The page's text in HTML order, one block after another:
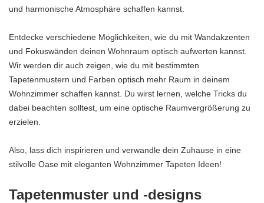
und harmonische Atmosphäre schaffen kannst.
Entdecke verschiedene Möglichkeiten, wie du mit Wandakzenten
und Fokuswänden deinen Wohnraum optisch aufwerten kannst.
Wir werden dir auch zeigen, wie du mit bestimmten
Tapetenmustern und Farben optisch mehr Raum in deinem
Wohnzimmer schaffen kannst. Du wirst lernen, welche Tricks du
dabei beachten solltest, um eine optische Raumvergrößerung zu
erzielen.
Also, lass dich inspirieren und verwandle dein Zuhause in eine
stilvolle Oase mit eleganten Wohnzimmer Tapeten Ideen!
Tapetenmuster und -designs